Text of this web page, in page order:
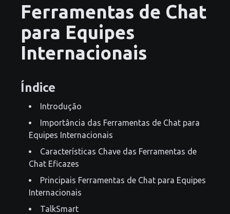
Ferramentas de Chat
para Equipes
Internacionais
Índice
Introdução
Importância das Ferramentas de Chat para
Equipes Internacionais
Características Chave das Ferramentas de
Chat Eficazes
Principais Ferramentas de Chat para Equipes
Internacionais
TalkSmart